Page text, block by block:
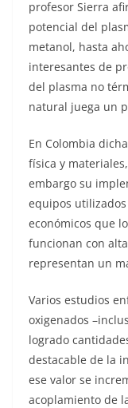
profesor Sierra
potencial del
metanol, hasta
interesantes de
del plasma no
natural juega un
En Colombia
física y
embargo su
equipos
económicos que
funcionan con
representan un
Varios estudios
oxigenados
logrado
destacable de la
ese valor se
acoplamiento de